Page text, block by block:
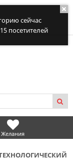
Желания
сейчас
посетителей